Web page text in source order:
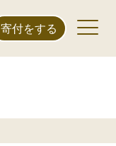
寄付をする